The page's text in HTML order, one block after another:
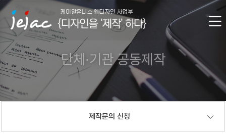
단체∙기관 공동제작
제작문의 신청